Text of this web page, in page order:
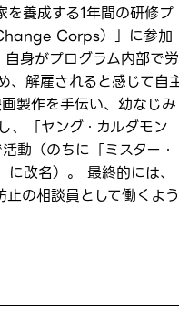
を養成する1年間の研修プ
Corps）」に参加
身がプログラム内部で労
、解雇されると感じて自
製作を手伝い、幼なじみ
、「ヤング・カルダモン
動（のちに「ミスター・
改名）。 最終的には、
止の相談員として働くよう